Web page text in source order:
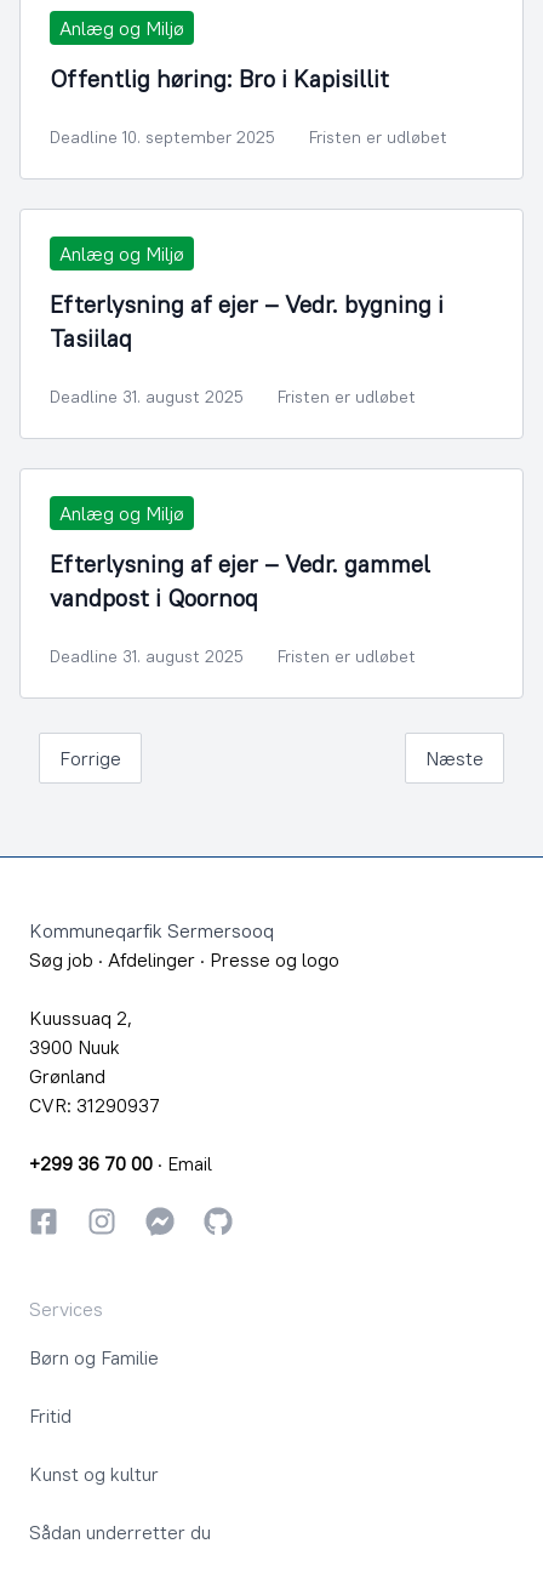
Anlæg og Miljø
Offentlig høring: Bro i Kapisillit
Deadline 10. september 2025 Fristen er udløbet
Anlæg og Miljø
Efterlysning af ejer – Vedr. bygning i
Tasiilaq
Deadline 31. august 2025 Fristen er udløbet
Anlæg og Miljø
Efterlysning af ejer – Vedr. gammel
vandpost i Qoornoq
Deadline 31. august 2025 Fristen er udløbet
Forrige Næste
Kommuneqarfik Sermersooq
Søg job · Afdelinger · Presse og logo
Kuussuaq 2,
3900 Nuuk
Grønland
CVR: 31290937
+299 36 70 00 · Email
FacebookInstagramInstagram
GitHub
Services
Børn og Familie
Fritid
Kunst og kultur
Sådan underretter du